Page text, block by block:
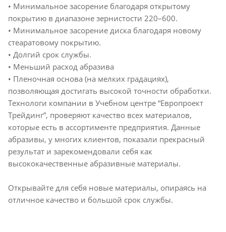
• Минимальное засорение благодаря открытому
покрытию в диапазоне зернистости 220–600.
• Минимальное засорение диска благодаря новому
стеаратовому покрытию.
• Долгий срок службы.
• Меньший расход абразива
• Пленочная основа (на мелких градациях),
позволяющая достигать высокой точности обработки.
Технологи компании в Учебном центре “Европроект
Трейдинг”, проверяют качество всех материалов,
которые есть в ассортименте предприятия. Данные
абразивы, у многих клиентов, показали прекрасный
результат и зарекомендовали себя как
высококачественные абразивные материалы.
Открывайте для себя новые материалы, опираясь на
отличное качество и большой срок службы.